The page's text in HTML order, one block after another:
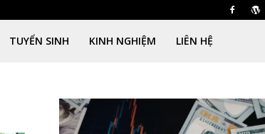
TUYỂN SINH KINH NGHIỆM LIÊN HỆ